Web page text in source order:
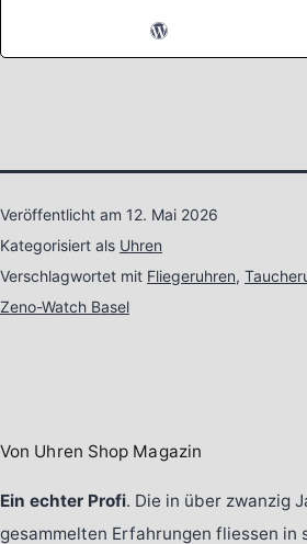
Veröffentlicht am 12. Mai 2026
Kategorisiert als Uhren
Verschlagwortet mit Fliegeruhren,
Zeno-Watch Basel
Von Uhren Shop Magazin
Ein echter Profi. Die in über zwanzig
gesammelten Erfahrungen fliessen in